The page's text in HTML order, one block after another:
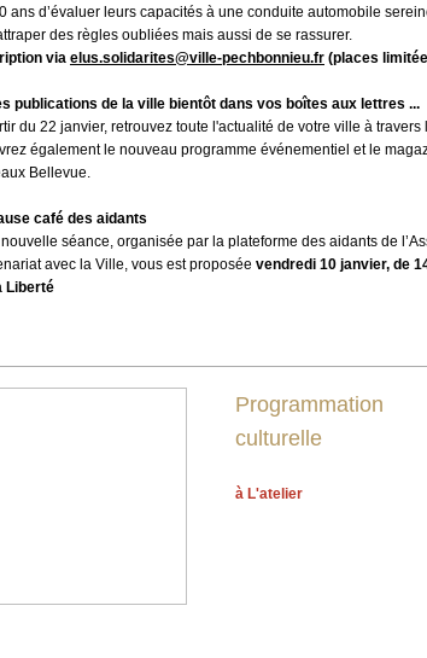
ans d’évaluer leurs capacités à une conduite automobile
des règles oubliées mais aussi de se rassurer.
via elus.solidarites@ville-pechbonnieu.fr (places
publications de la ville bientôt dans vos boîtes aux lettres ...
du 22 janvier, retrouvez toute l'actualité de votre ville à
également le nouveau programme événementiel et le
Bellevue.
café des aidants
séance, organisée par la plateforme des aidants de
avec la Ville, vous est proposée vendredi 10 janvier, de
Liberté
Programmation
culturelle
à L'atelier